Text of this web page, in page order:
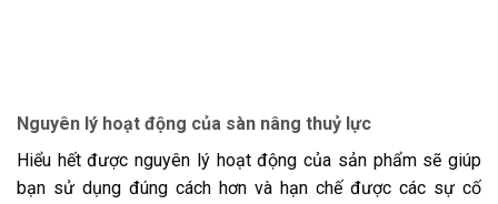
Nguyên lý hoạt động của sàn nâng thuỷ lực
Hiểu hết được nguyên lý hoạt động của sản phẩm sẽ giúp
bạn sử dụng đúng cách hơn và hạn chế được các sự cố